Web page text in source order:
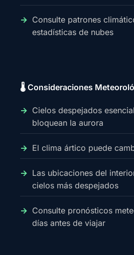
Consulte patrones
estadísticas de nubes
🌡️ Consideraciones
Cielos despejados
bloquean la aurora
El clima ártico puede
Las ubicaciones del
cielos más despejados
Consulte pronósticos
días antes de viajar